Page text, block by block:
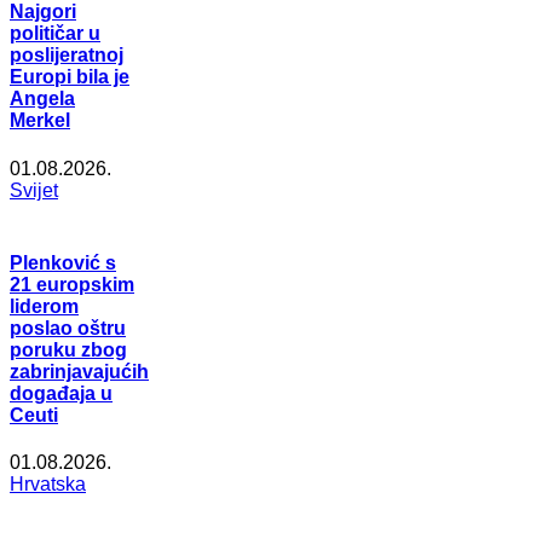
Najgori
političar u
poslijeratnoj
Europi bila je
Angela
Merkel
01.08.2026.
Svijet
Plenković s
21 europskim
liderom
poslao oštru
poruku zbog
zabrinjavajućih
događaja u
Ceuti
01.08.2026.
Hrvatska